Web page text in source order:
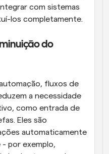
com sistemas
los completamente.
do
fluxos de
a necessidade
como entrada de
Eles são
automaticamente
por exemplo,